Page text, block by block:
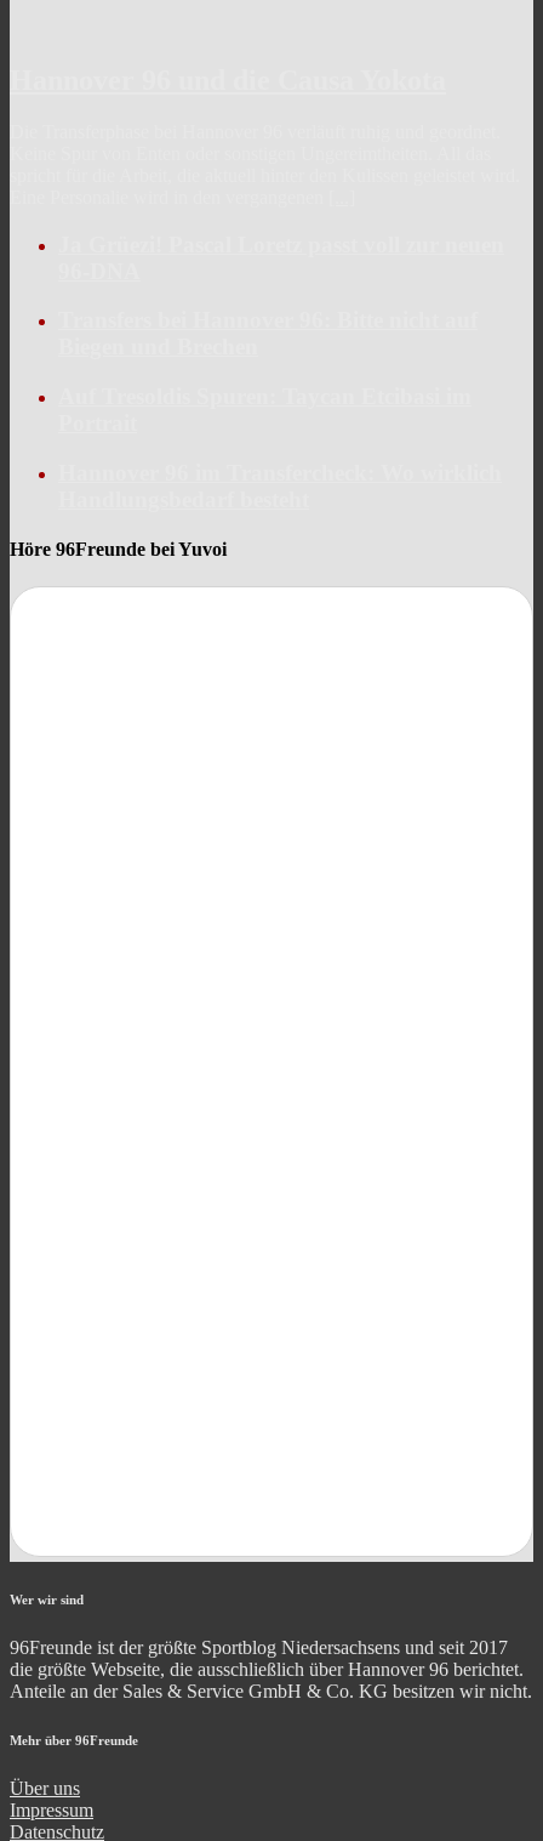
Höre 96Freunde bei Yuvoi
Wer wir sind
96Freunde ist der größte Sportblog Niedersachsens und seit 2017
die größte Webseite, die ausschließlich über Hannover 96 berichtet.
Anteile an der Sales & Service GmbH & Co. KG besitzen wir nicht.
Mehr über 96Freunde
Über uns
Impressum
Datenschutz